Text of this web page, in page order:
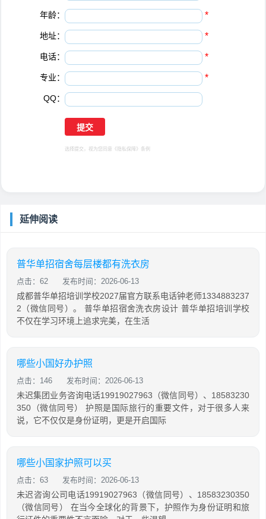
年龄： *
地址： *
电话： *
专业： *
QQ：
选择提交，视为您同意 《隐私保障》 条例
延伸阅读
普华单招宿舍每层楼都有洗衣房
点击：62 发布时间：2026-06-13
成都普华单招培训学校2027届官方联系电话钟老师1334883237
2（微信同号）。 普华单招宿舍洗衣房设计 普华单招培训学校
不仅在学习环境上追求完美，在生活
哪些小国好办护照
点击：146 发布时间：2026-06-13
未迟集团业务咨询电话19919027963（微信同号）、18583230
350（微信同号） 护照是国际旅行的重要文件，对于很多人来
说，它不仅仅是身份证明，更是开启国际
哪些小国家护照可以买
点击：63 发布时间：2026-06-13
未迟咨询公司电话19919027963（微信同号）、18583230350
（微信同号） 在当今全球化的背景下，护照作为身份证明和旅